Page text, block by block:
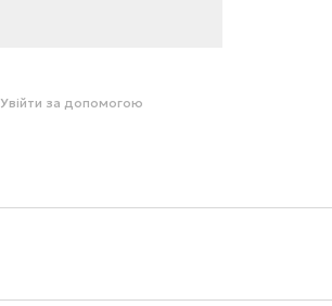
Увійти за допомогою